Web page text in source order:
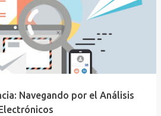
Navegando por el Análisis